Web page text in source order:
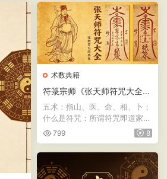
术数典籍
符箓宗师《张天师符咒大全》
符咒术法趋吉避凶方术
五术：指山、医、命、相、卜；
什么是符咒：所谓符咒即道家所
用的“符文咒训”的简称...
799 8